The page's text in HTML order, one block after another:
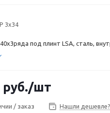
3х34
под плинт LSA, сталь,
руб./шт
/ заказ Нашли дешевле?